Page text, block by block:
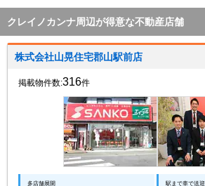
クレイノカンナ周辺が得意な不動産店舗
株式会社山晃住宅郡山駅前店
掲載物件数:316件
多店舗展開 駅まで車で送